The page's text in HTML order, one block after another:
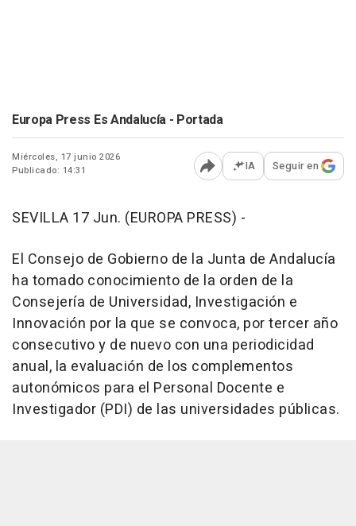
Europa Press Es Andalucía - Portada
Miércoles, 17 junio 2026
Publicado: 14:31
Abrir opciones para
IA Seguir en
SEVILLA 17 Jun. (EUROPA PRESS) -
El Consejo de Gobierno de la Junta de Andalucía
ha tomado conocimiento de la orden de la
Consejería de Universidad, Investigación e
Innovación por la que se convoca, por tercer año
consecutivo y de nuevo con una periodicidad
anual, la evaluación de los complementos
autonómicos para el Personal Docente e
Investigador (PDI) de las universidades públicas.